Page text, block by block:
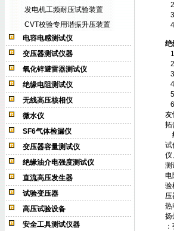
发电机工频耐压试验装置
CVT校验专用谐振升压装置
电容电感测试仪
变压器测试仪器
氧化锌避雷器测试仪
绝缘电阻测试仪
无线高压核相仪
微水仪
SF6气体检漏仪
变压器容量测试仪
绝缘油介电强度测试仪
直流高压发生器
试验变压器
高压试验设备
安全工具测试仪器
绝
友
拓
试
仪
测
电
验
热
扬